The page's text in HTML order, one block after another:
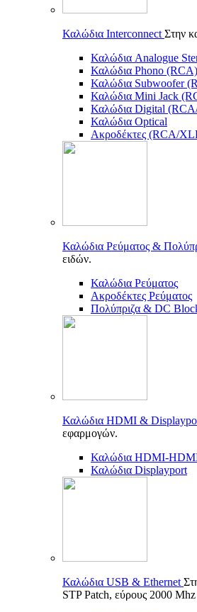
Καλώδια Interconnect Στην
Καλώδια Analogue
Καλώδια Phono (RCA)
Καλώδια Subwoofer
Καλώδια Mini Jack
Καλώδια Digital
Καλώδια Optical
Ακροδέκτες (RCA/
Καλώδια Ρεύματος &
ειδών.
Καλώδια Ρεύματος
Ακροδέκτες Ρεύματος
Πολύπριζα & DC
Καλώδια HDMI &
εφαρμογών.
Καλώδια HDMI-
Καλώδια Displayport
Καλώδια USB & Ethernet
STP Patch, εύρους 2000